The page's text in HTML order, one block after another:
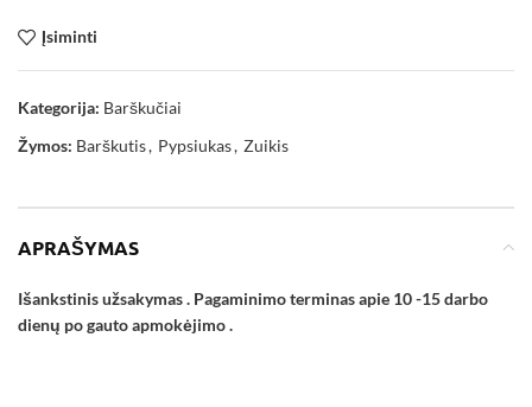
Įsiminti
Kategorija: Barškučiai
Žymos: Barškutis, Pypsiukas, Zuikis
APRAŠYMAS
Išankstinis užsakymas . Pagaminimo terminas apie 10 -15 darbo
dienų po gauto apmokėjimo .